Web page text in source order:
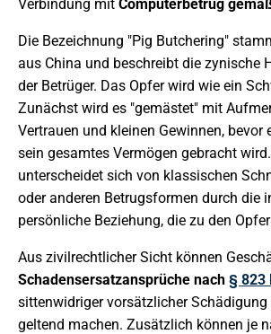
Verbindung mit Computerbetrug
Die Bezeichnung "Pig Butchering"
aus China und beschreibt die zynische
der Betrüger. Das Opfer wird wie ein
Zunächst wird es "gemästet" mit
Vertrauen und kleinen Gewinnen, bevor
sein gesamtes Vermögen gebracht
unterscheidet sich von klassischen
oder anderen Betrugsformen durch die
persönliche Beziehung, die zu den
Aus zivilrechtlicher Sicht können
Schadensersatzansprüche nach § 823
sittenwidriger vorsätzlicher Schädigung
geltend machen. Zusätzlich können je